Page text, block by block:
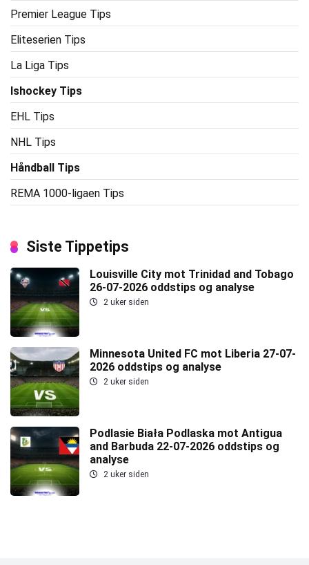
Premier League Tips
Eliteserien Tips
La Liga Tips
Ishockey Tips
EHL Tips
NHL Tips
Håndball Tips
REMA 1000-ligaen Tips
Siste Tippetips
Louisville City mot Trinidad and Tobago
26-07-2026 oddstips og analyse
2 uker siden
Minnesota United FC mot Liberia 27-07-
2026 oddstips og analyse
2 uker siden
Podlasie Biała Podlaska mot Antigua
and Barbuda 22-07-2026 oddstips og
analyse
2 uker siden